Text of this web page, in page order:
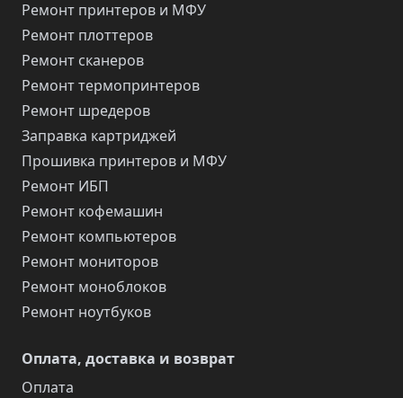
Ремонт принтеров и МФУ
Ремонт плоттеров
Ремонт сканеров
Ремонт термопринтеров
Ремонт шредеров
Заправка картриджей
Прошивка принтеров и МФУ
Ремонт ИБП
Ремонт кофемашин
Ремонт компьютеров
Ремонт мониторов
Ремонт моноблоков
Ремонт ноутбуков
Оплата, доставка и возврат
Оплата